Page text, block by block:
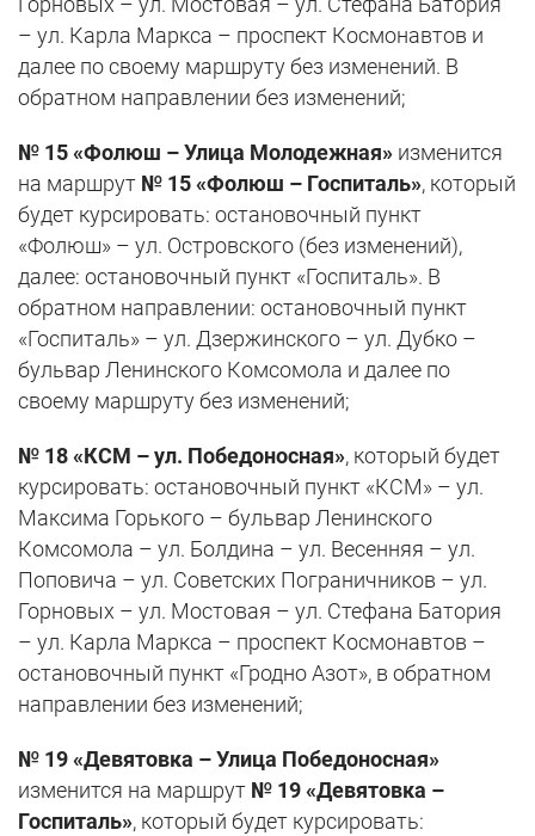
– ул. Карла Маркса – проспект Космонавтов и
далее по своему маршруту без изменений. В
обратном направлении без изменений;
№ 15 «Фолюш – Улица Молодежная» изменится
на маршрут № 15 «Фолюш – Госпиталь», который
будет курсировать: остановочный пункт
«Фолюш» – ул. Островского (без изменений),
далее: остановочный пункт «Госпиталь». В
обратном направлении: остановочный пункт
«Госпиталь» – ул. Дзержинского – ул. Дубко –
бульвар Ленинского Комсомола и далее по
своему маршруту без изменений;
№ 18 «КСМ – ул. Победоносная», который будет
курсировать: остановочный пункт «КСМ» – ул.
Максима Горького – бульвар Ленинского
Комсомола – ул. Болдина – ул. Весенняя – ул.
Поповича – ул. Советских Пограничников – ул.
Горновых – ул. Мостовая – ул. Стефана Батория
– ул. Карла Маркса – проспект Космонавтов –
остановочный пункт «Гродно Азот», в обратном
направлении без изменений;
№ 19 «Девятовка – Улица Победоносная»
изменится на маршрут № 19 «Девятовка –
Госпиталь», который будет курсировать: